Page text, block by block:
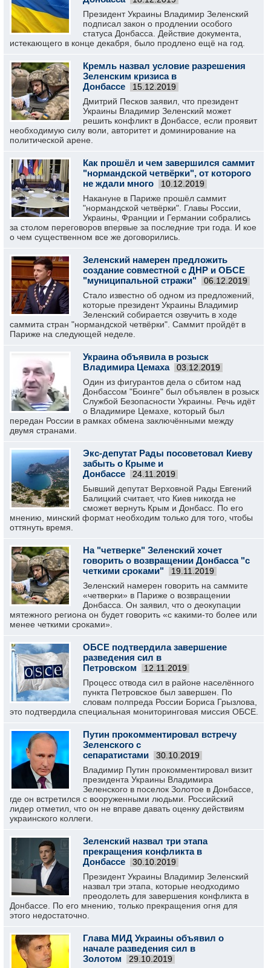
Президент Украины Владимир Зеленский
подписал закон о продлении особого
статуса Донбасса. Действие документа,
истекающего в конце декабря, было продлено ещё на год.
Кремль назвал условие разрешения
Зеленским кризиса в
Донбассе
15.12.2019
Дмитрий Песков заявил, что президент
Украины Владимир Зеленский может
решить конфликт в Донбассе, если проявит
необходимую силу воли, авторитет и доминирование на
политической арене.
Как прошёл и чем завершился саммит
"нормандской четвёрки", от которого
не ждали много
10.12.2019
Накануне в Париже прошёл саммит
"нормандской четвёрки". Главы России,
Украины, Франции и Германии собрались
за столом переговоров впервые за последние три года. И кое
о чем существенном все же договорились.
Зеленский намерен предложить
создание совместной с ДНР и ОБСЕ
"муниципальной стражи"
06.12.2019
Стало известно об одном из предложений,
которые президент Украины Владимир
Зеленский собирается озвучить в ходе
саммита стран "нормандской четвёрки". Саммит пройдёт в
Париже на следующей неделе.
Украина объявила в розыск
Владимира Цемаха
03.12.2019
Один из фигурантов дела о сбитом над
Донбассом "Боинге" был объявлен в розыск
Службой Безопасности Украины. Речь идёт
о Владимире Цемахе, который был
передан России в рамках обмена заключёнными между
двумя странами.
Экс-депутат Рады посоветовал Киеву
забыть о Крыме и
Донбассе
24.11.2019
Бывший депутат Верховной Рады Евгений
Балицкий считает, что Киев никогда не
сможет вернуть Крым и Донбасс. По его
мнению, минский формат необходим только для того, чтобы
оттянуть время.
На "четверке" Зеленский хочет
говорить о возвращении Донбасса "с
четкими сроками"
19.11.2019
Зеленский намерен говорить на саммите
«четверки» в Париже о возвращении
Донбасса. Он заявил, что о деокупации
мятежного региона он будет говорить «с какими-то более или
менее четкими сроками».
ОБСЕ подтвердила завершение
разведения сил в
Петровском
12.11.2019
Процесс отвода сил в районе населённого
пункта Петровское был завершен. По
словам полпреда России Бориса Грызлова,
это подтвердила специальная мониторинговая миссия ОБСЕ.
Путин прокомментировал встречу
Зеленского с
сепаратистами
30.10.2019
Владимир Путин прокомментировал визит
президента Украины Владимира
Зеленского в поселок Золотое в Донбассе,
где он встретился с вооруженными людьми. Российский
лидер отметил, что он не вправе давать оценку действиям
украинского коллеги.
Зеленский назвал три этапа
прекращения конфликта в
Донбассе
30.10.2019
Президент Украины Владимир Зеленский
назвал три этапа, которые неодходимо
преодолеть для завершения конфликта в
Донбассе. По его мнению, только прекращения огня для
этого недостаточно.
Глава МИД Украины объявил о
начале разведения сил в
Золотом
29.10.2019